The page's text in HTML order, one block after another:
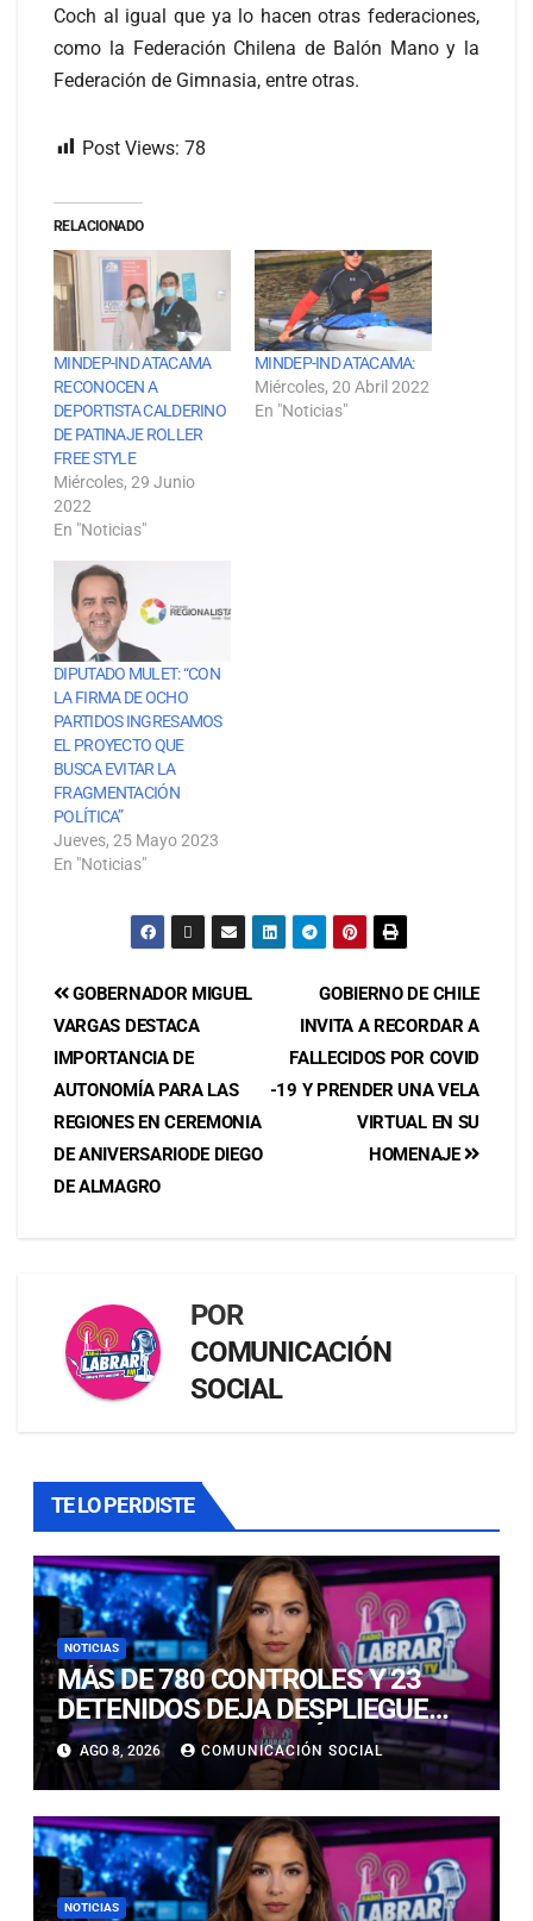
Coch al igual que ya lo hacen otras federaciones,
como la Federación Chilena de Balón Mano y la
Federación de Gimnasia, entre otras.
Post Views: 78
RELACIONADO
MINDEP-IND ATACAMA
RECONOCEN A
DEPORTISTA CALDERINO
DE PATINAJE ROLLER
FREE STYLE
Miércoles, 29 Junio
2022
En "Noticias"
MINDEP-IND ATACAMA:
Miércoles, 20 Abril 2022
En "Noticias"
DIPUTADO MULET: “CON
LA FIRMA DE OCHO
PARTIDOS INGRESAMOS
EL PROYECTO QUE
BUSCA EVITAR LA
FRAGMENTACIÓN
POLÍTICA”
Jueves, 25 Mayo 2023
En "Noticias"
GOBIERNO DE CHILE
INVITA A RECORDAR A
FALLECIDOS POR COVID
-19 Y PRENDER UNA VELA
VIRTUAL EN SU
HOMENAJE
GOBERNADOR MIGUEL
VARGAS DESTACA
IMPORTANCIA DE
AUTONOMÍA PARA LAS
REGIONES EN CEREMONIA
DE ANIVERSARIODE DIEGO
DE ALMAGRO
POR
COMUNICACIÓN
SOCIAL
TE LO PERDISTE
NOTICIAS
MÁS DE 780 CONTROLES Y 23
DETENIDOS DEJA DESPLIEGUE
POLICIAL EN COPIAPÓ Y CALDERA
AGO 8, 2026 COMUNICACIÓN SOCIAL
NOTICIAS